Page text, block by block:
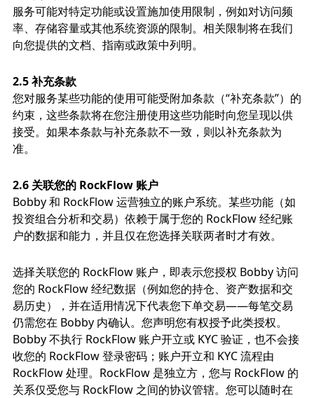
服务可能对特定功能或设置施加使用限制，例如对访问频
率、存储容量或其他系统资源的限制。相关限制将在我们
向您提供的文档、指南或政策中列明。
2.5 补充条款
您对服务某些功能的使用可能受附加条款（“补充条款”）的
约束，这些条款将在您注册使用这些功能时向您呈现以供
接受。如果本条款与补充条款不一致，则以补充条款为
准。
2.6 关联您的 RockFlow 账户
Bobby 和 RockFlow 运营独立的账户系统。某些功能（如
投资组合分析和交易）依赖于属于您的 RockFlow 经纪账
户的数据和能力，并且仅在您选择关联两者时才有效。
选择关联您的 RockFlow 账户，即表示您授权 Bobby 访问
您的 RockFlow 经纪数据（例如您的持仓、资产数据和交
易历史），并在适用情况下代表您下单交易——每笔交易
仍需您在 Bobby 内确认。您声明您有权授予此类授权。
Bobby 不执行 RockFlow 账户开立或 KYC 验证，也不会接
收您的 RockFlow 登录密码；账户开立和 KYC 流程由
RockFlow 处理。RockFlow 是独立方，您与 RockFlow 的
关系仅受您与 RockFlow 之间的协议管辖。您可以随时在